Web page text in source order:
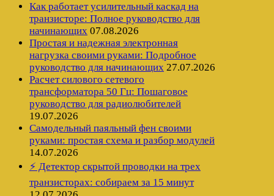
Как работает усилительный каскад на
транзисторе: Полное руководство для
начинающих 07.08.2026
Простая и надежная электронная
нагрузка своими руками: Подробное
руководство для начинающих 27.07.2026
Расчет силового сетевого
трансформатора 50 Гц: Пошаговое
руководство для радиолюбителей
19.07.2026
Самодельный паяльный фен своими
руками: простая схема и разбор модулей
14.07.2026
⚡ Детектор скрытой проводки на трех
транзисторах: собираем за 15 минут